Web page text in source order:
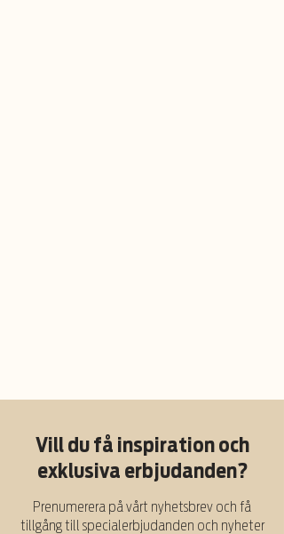
Vill du få inspiration och
exklusiva erbjudanden?
Prenumerera på vårt nyhetsbrev och få
tillgång till specialerbjudanden och nyheter